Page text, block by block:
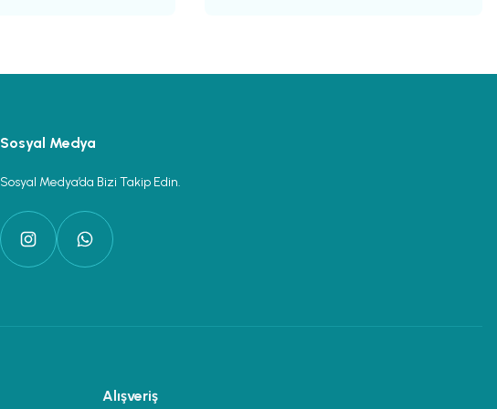
Sosyal Medya
Sosyal Medya’da Bizi Takip Edin.
Alışveriş